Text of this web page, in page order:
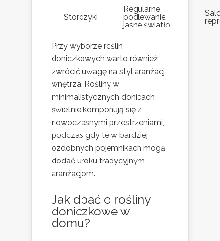
Storczyki
Regularne
podlewanie,
jasne światło
Przy wyborze roślin
doniczkowych warto również
zwrócić uwagę na styl aranżacji
wnętrza. Rośliny w
minimalistycznych donicach
świetnie komponują się z
nowoczesnymi przestrzeniami,
podczas gdy te w bardziej
ozdobnych pojemnikach mogą
dodać uroku tradycyjnym
aranżacjom.
Jak dbać o rośliny
doniczkowe w
domu?